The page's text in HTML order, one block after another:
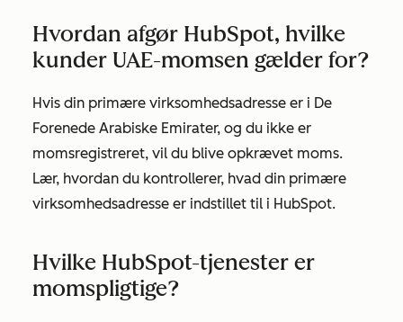
Hvordan afgør HubSpot, hvilke
kunder UAE-momsen gælder for?
Hvis din primære virksomhedsadresse er i De
Forenede Arabiske Emirater, og du ikke er
momsregistreret, vil du blive opkrævet moms.
Lær, hvordan du kontrollerer, hvad din primære
virksomhedsadresse er indstillet til i HubSpot.
Hvilke HubSpot-tjenester er
momspligtige?